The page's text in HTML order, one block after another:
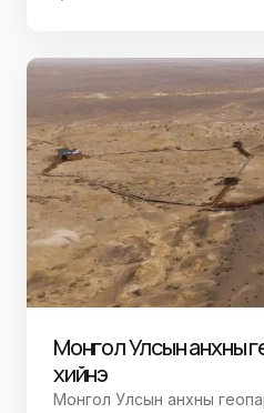
Монгол Улсын анхны
хийнэ
Монгол Улсын анхны